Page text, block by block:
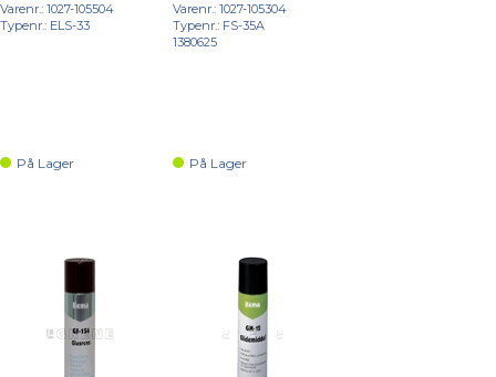
Varenr.: 1027-105504
Typenr.: ELS-33
På Lager
Varenr.: 1027-105304
Typenr.: FS-35A
1380625
På Lager